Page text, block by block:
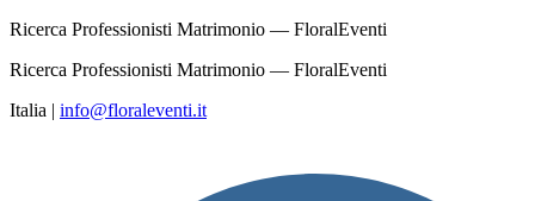
Ricerca Professionisti Matrimonio — FloralEventi
Ricerca Professionisti Matrimonio — FloralEventi
Italia | info@floraleventi.it